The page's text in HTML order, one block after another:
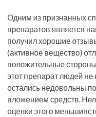
Одним из признанных
препаратов является
получил хорошие
(активное вещество)
положительные
этот препарат людей
остались недовольны
вложением средств.
оценки этого